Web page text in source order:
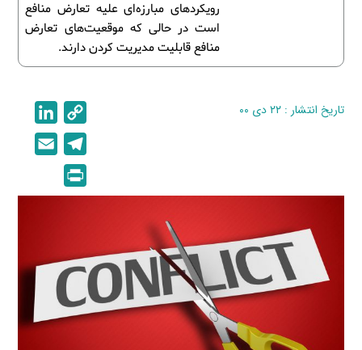
رویکردهای مبارزه‌ای علیه تعارض منافع
است در حالی که موقعیت‌های تعارض
منافع قابلیت مدیریت کردن دارند.
تاریخ انتشار : ۲۲ دی ۰۰
o
p
y
L
k
i
n
e
n
e
l
r
a
m
r
t